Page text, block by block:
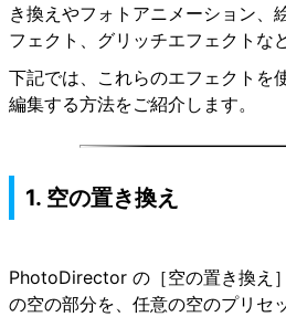
き換えやフォトアニメーション、
フェクト、グリッチエフェクトな
下記では、これらのエフェクトを
編集する方法をご紹介します。
1. 空の置き換え
PhotoDirector の ［空の置き換え］
の空の部分を、任意の空のプリセ